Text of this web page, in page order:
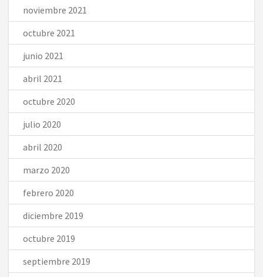
noviembre 2021
octubre 2021
junio 2021
abril 2021
octubre 2020
julio 2020
abril 2020
marzo 2020
febrero 2020
diciembre 2019
octubre 2019
septiembre 2019